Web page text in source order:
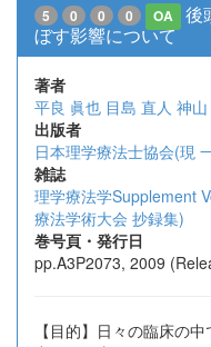
5 0 0 0 OA
後
ぼす影響について
著者
平良 眞也 目島 直人 神山
出版者
日本理学療法士協会(現
雑誌
理学療法学Supplement
療法学術大会 抄録集)
巻号頁・発行日
pp.A3P2073, 2009
【目的】日々の臨床の